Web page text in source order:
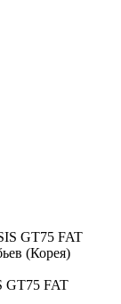
GT75 FAT